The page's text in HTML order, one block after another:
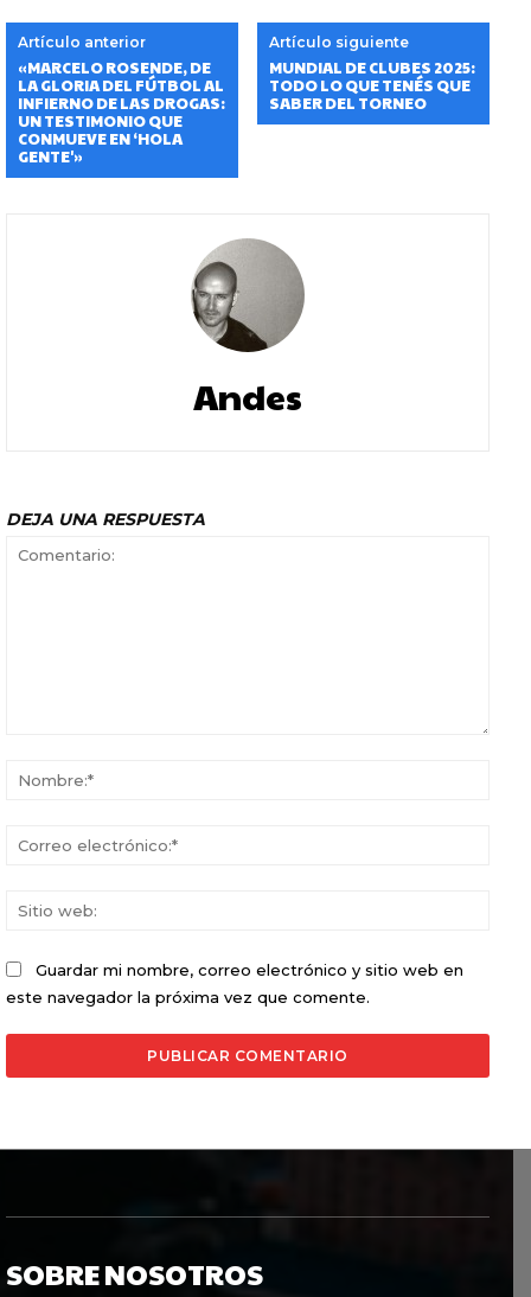
Artículo anterior
«MARCELO ROSENDE, DE
LA GLORIA DEL FÚTBOL AL
INFIERNO DE LAS DROGAS:
UN TESTIMONIO QUE
CONMUEVE EN ‘HOLA
GENTE'»
Artículo siguiente
MUNDIAL DE CLUBES 2025:
TODO LO QUE TENÉS QUE
SABER DEL TORNEO
Andes
DEJA UNA RESPUESTA
Guardar mi nombre, correo electrónico y sitio web en
este navegador la próxima vez que comente.
SOBRE NOSOTROS